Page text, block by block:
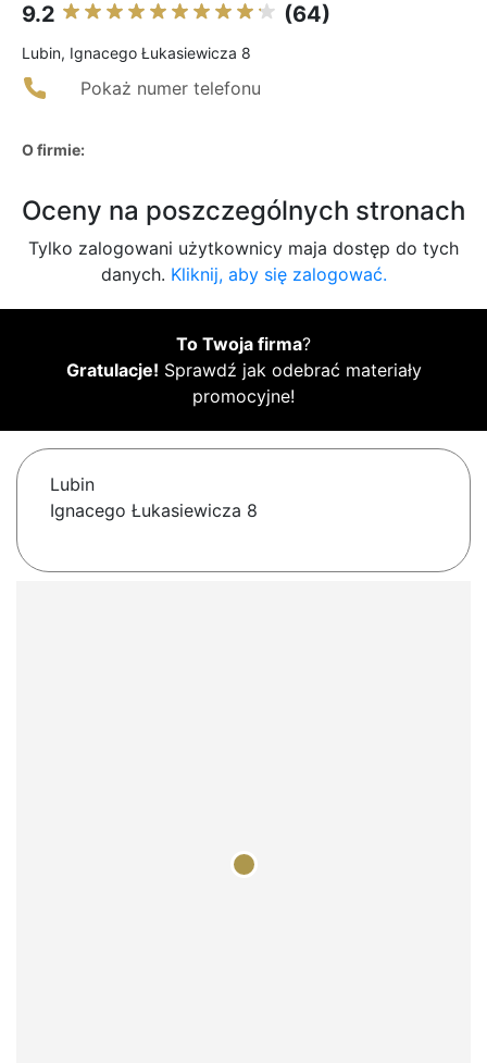
9.2 (64)
Lubin, Ignacego Łukasiewicza 8
Pokaż numer telefonu
O firmie:
Oceny na poszczególnych stronach
Tylko zalogowani użytkownicy maja dostęp do tych
danych. Kliknij, aby się zalogować.
To Twoja firma?
Gratulacje! Sprawdź jak odebrać materiały
promocyjne!
Lubin
Ignacego Łukasiewicza 8